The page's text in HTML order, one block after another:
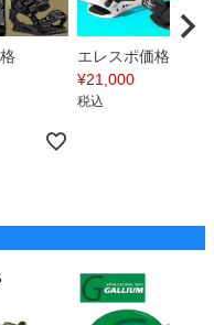
エレスポ価格
¥21,000
税込